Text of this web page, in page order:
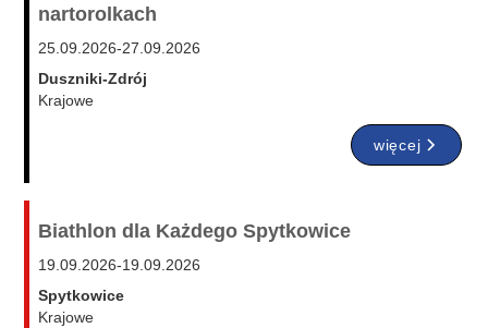
nartorolkach
25.09.2026-27.09.2026
Duszniki-Zdrój
Krajowe
więcej
Biathlon dla Każdego Spytkowice
19.09.2026-19.09.2026
Spytkowice
Krajowe